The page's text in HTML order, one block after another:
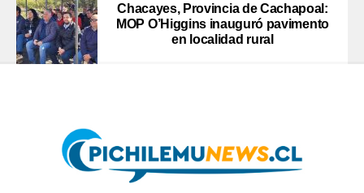
Chacayes, Provincia de Cachapoal:
MOP O’Higgins inauguró pavimento
en localidad rural